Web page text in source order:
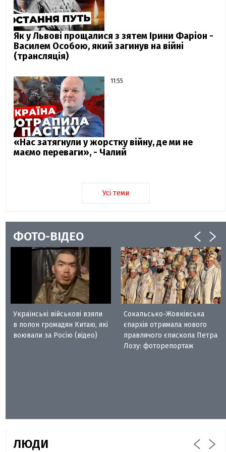
Як у Львові прощалися з зятем Ірини Фаріон -
Василем Особою, який загинув на війні
(трансляція)
11:55
«Нас затягнули у жорстку війну, де ми не
маємо переваги», - Чалий
Усі теми
ФОТО-ВІДЕО
Українські військові взяли
в полон громадян Китаю, які
воювали за Росію (відео)
Сокальсько-Жовківська
єпархія отримала нового
правлячого єпископа Петра
Лозу: фоторепортаж
ЛЮДИ